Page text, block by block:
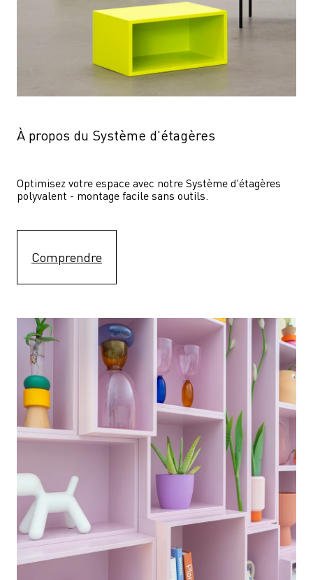
À propos du Système d'étagères
Optimisez votre espace avec notre Système d'étagères
polyvalent - montage facile sans outils.
Comprendre